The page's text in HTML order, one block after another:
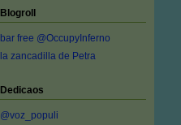
Blogroll
bar free @OccupyInferno
la zancadilla de Petra
Dedicaos
@voz_populi